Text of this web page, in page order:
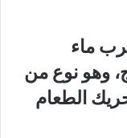
ماء
وهو نوع من
الطعام